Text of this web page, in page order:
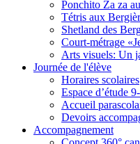
Ponchito Za za
Tétris aux
Shetland des
Court-métrage
Arts visuels: Un
Journée de l'élève
Horaires scolaires
Espace d’étude
Accueil
Devoirs
Accompagnement